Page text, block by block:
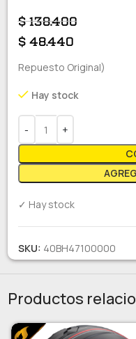
$138.400
$48.440
Repuesto Original)
Hay stock
✓ Hay stock
SKU: 40BH47100000
Productos